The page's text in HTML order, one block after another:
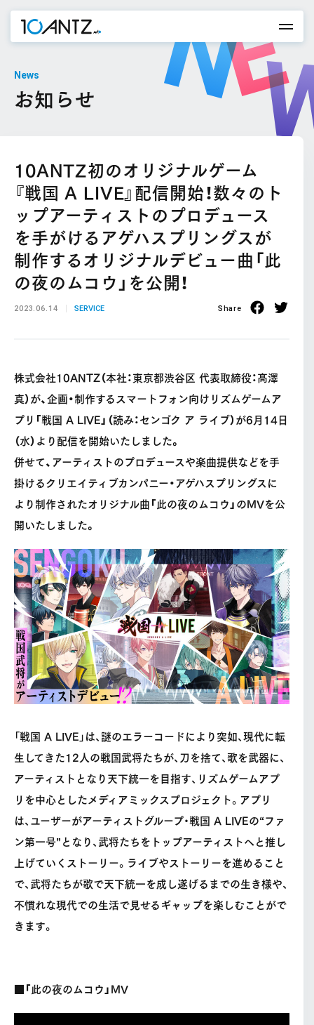
News
お知らせ
10ANTZ初のオリジナルゲーム
『戦国 A LIVE』配信開始！数々のト
ップアーティストのプロデュース
を手がけるアゲハスプリングスが
制作するオリジナルデビュー曲「此
の夜のムコウ」を公開！
2023.06.14 SERVICE Share
株式会社10ANTZ（本社：東京都渋⾕区 代表取締役：髙澤
真）が、企画・制作するスマートフォン向けリズムゲームア
プリ「戦国 A LIVE」（読み：センゴク ア ライブ）が6月14日
（水）より配信を開始いたしました。
併せて、アーティストのプロデュースや楽曲提供などを手
掛けるクリエイティブカンパニー・アゲハスプリングスに
より制作されたオリジナル曲「此の夜のムコウ」のMVを公
開いたしました。
「戦国 A LIVE」は、謎のエラーコードにより突如、現代に転
生してきた12人の戦国武将たちが、刀を捨て、歌を武器に、
アーティストとなり天下統一を目指す、リズムゲームアプ
リを中心としたメディアミックスプロジェクト。アプリ
は、ユーザーがアーティストグループ・戦国 A LIVEの“ファ
ン第一号”となり、武将たちをトップアーティストへと推し
上げていくストーリー。ライブやストーリーを進めること
で、武将たちが歌で天下統一を成し遂げるまでの生き様や、
不慣れな現代での生活で見せるギャップを楽しむことがで
きます。
■「此の夜のムコウ」MV